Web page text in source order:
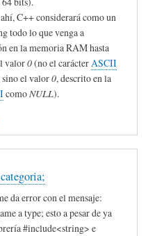
C++ considerará como un
todo lo que venga a
en la memoria RAM hasta
valor0(no el carácter ASCII
sino el valor0, descrito en la
como NULL).
da error con el mensaje:
a type; esto a pesar de ya
#include<string> e